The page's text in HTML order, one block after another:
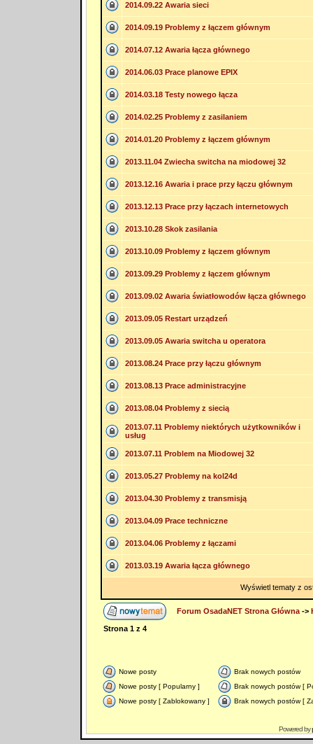
2014.09.22 Awaria sieci
2014.09.19 Problemy z łączem głównym
2014.07.12 Awaria łącza głównego
2014.06.03 Prace planowe EPIX
2014.03.18 Testy nowego łącza
2014.02.25 Problemy z zasilaniem
2014.01.20 Problemy z łączem głównym
2013.11.04 Zwiecha switcha na miodowej 32
2013.12.16 Awaria i prace przy łączu głównym
2013.12.13 Prace przy łączach internetowych
2013.10.28 Skok zasilania
2013.10.09 Problemy z łączem głównym
2013.09.29 Problemy z łączem głównym
2013.09.02 Awaria światłowodów łącza głównego
2013.09.05 Restart urządzeń
2013.09.05 Awaria switcha u operatora
2013.08.24 Prace przy łączu głównym
2013.08.13 Prace administracyjne
2013.08.04 Problemy z siecią
2013.07.11 Problemy niektórych użytkowników i
usług
2013.07.11 Problem na Miodowej 32
2013.05.27 Problemy na kol24d
2013.04.30 Problemy z transmisją
2013.04.09 Prace techniczne
2013.04.06 Problemy z łączami
2013.03.19 Awaria łącza głównego
Wyświetl tematy z
Forum OsadaNET Strona Główna->
Strona 1z 4
Nowe posty
Brak nowych postów
Nowe posty [ Popularny ]
Brak nowych postów [
Nowe posty [ Zablokowany ]
Brak nowych postów [
Powered by